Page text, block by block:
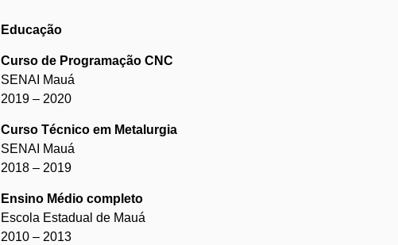
Educação
Curso de Programação CNC
SENAI Mauá
2019 – 2020
Curso Técnico em Metalurgia
SENAI Mauá
2018 – 2019
Ensino Médio completo
Escola Estadual de Mauá
2010 – 2013